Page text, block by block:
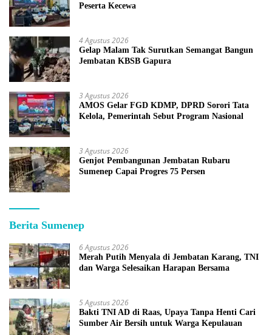
Peserta Kecewa
4 Agustus 2026
Gelap Malam Tak Surutkan Semangat Bangun
Jembatan KBSB Gapura
3 Agustus 2026
AMOS Gelar FGD KDMP, DPRD Sorori Tata
Kelola, Pemerintah Sebut Program Nasional
3 Agustus 2026
Genjot Pembangunan Jembatan Rubaru
Sumenep Capai Progres 75 Persen
Berita Sumenep
6 Agustus 2026
Merah Putih Menyala di Jembatan Karang, TNI
dan Warga Selesaikan Harapan Bersama
5 Agustus 2026
Bakti TNI AD di Raas, Upaya Tanpa Henti Cari
Sumber Air Bersih untuk Warga Kepulauan